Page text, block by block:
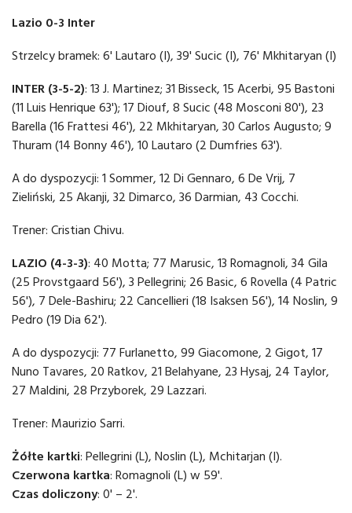
Lazio 0-3 Inter
Strzelcy bramek: 6' Lautaro (I), 39' Sucic (I), 76' Mkhitaryan (I)
INTER (3-5-2): 13 J. Martinez; 31 Bisseck, 15 Acerbi, 95 Bastoni
(11 Luis Henrique 63'); 17 Diouf, 8 Sucic (48 Mosconi 80'), 23
Barella (16 Frattesi 46'), 22 Mkhitaryan, 30 Carlos Augusto; 9
Thuram (14 Bonny 46'), 10 Lautaro (2 Dumfries 63').
A do dyspozycji: 1 Sommer, 12 Di Gennaro, 6 De Vrij, 7
Zieliński, 25 Akanji, 32 Dimarco, 36 Darmian, 43 Cocchi.
Trener: Cristian Chivu.
LAZIO (4-3-3): 40 Motta; 77 Marusic, 13 Romagnoli, 34 Gila
(25 Provstgaard 56'), 3 Pellegrini; 26 Basic, 6 Rovella (4 Patric
56'), 7 Dele-Bashiru; 22 Cancellieri (18 Isaksen 56'), 14 Noslin, 9
Pedro (19 Dia 62').
A do dyspozycji: 77 Furlanetto, 99 Giacomone, 2 Gigot, 17
Nuno Tavares, 20 Ratkov, 21 Belahyane, 23 Hysaj, 24 Taylor,
27 Maldini, 28 Przyborek, 29 Lazzari.
Trener: Maurizio Sarri.
Żółte kartki: Pellegrini (L), Noslin (L), Mchitarjan (I).
Czerwona kartka: Romagnoli (L) w 59'.
Czas doliczony: 0' – 2'.